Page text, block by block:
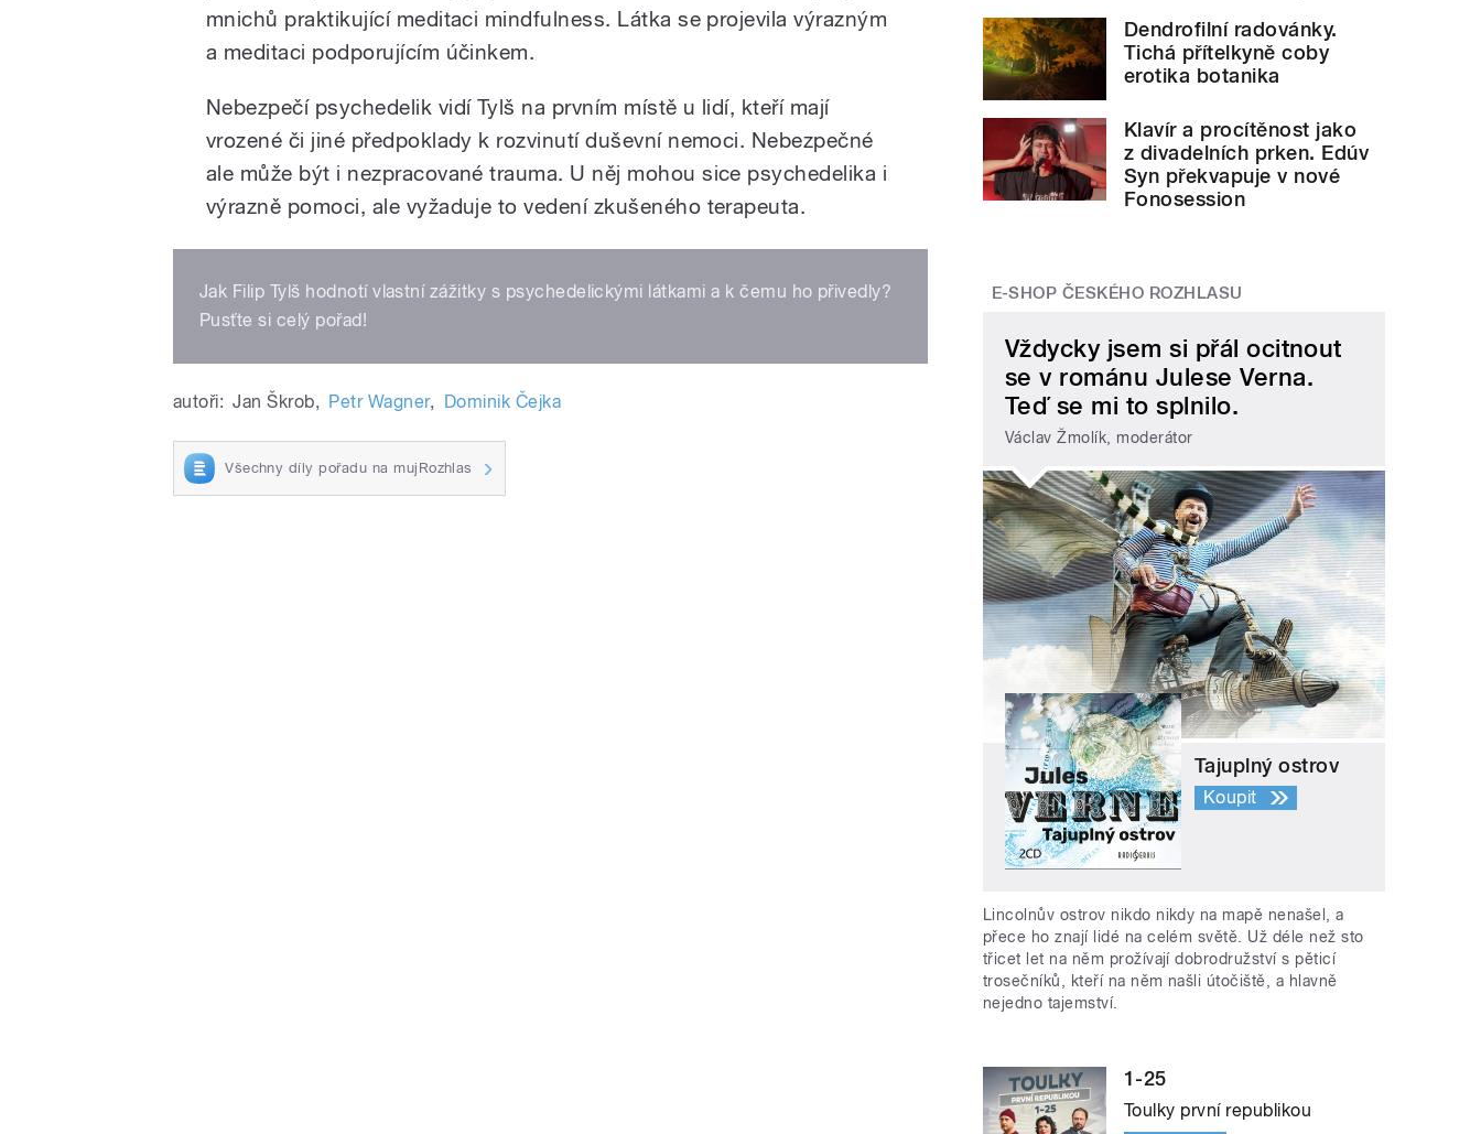
mnichů praktikující meditaci mindfulness. Látka se projevila výrazným
a meditaci podporujícím účinkem.
Nebezpečí psychedelik vidí Tylš na prvním místě u lidí, kteří mají
vrozené či jiné předpoklady k rozvinutí duševní nemoci. Nebezpečné
ale může být i nezpracované trauma. U něj mohou sice psychedelika i
výrazně pomoci, ale vyžaduje to vedení zkušeného terapeuta.
Jak Filip Tylš hodnotí vlastní zážitky s psychedelickými látkami a k čemu ho přivedly?
Pusťte si celý pořad!
autoři: Jan Škrob, Petr Wagner, Dominik Čejka
Všechny díly pořadu na mujRozhlas
Dendrofilní radovánky.
Tichá přítelkyně coby
erotika botanika
Klavír a procítěnost jako
z divadelních prken. Edúv
Syn překvapuje v nové
Fonosession
E-SHOP ČESKÉHO ROZHLASU
Vždycky jsem si přál ocitnout
se v románu Julese Verna.
Teď se mi to splnilo.
Václav Žmolík, moderátor
Tajuplný ostrov
Koupit
Lincolnův ostrov nikdo nikdy na mapě nenašel, a
přece ho znají lidé na celém světě. Už déle než sto
třicet let na něm prožívají dobrodružství s pěticí
trosečníků, kteří na něm našli útočiště, a hlavně
nejedno tajemství.
1-25
Toulky první republikou